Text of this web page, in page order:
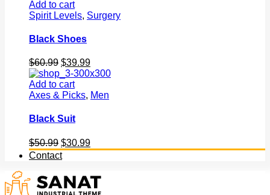
price
was:
$60.99.
Add to cart
Axes & Picks,
Black Suit
price
was:
$50.99.
Contact